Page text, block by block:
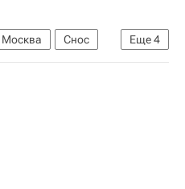
Еще4
Москва
Снос
Городская среда